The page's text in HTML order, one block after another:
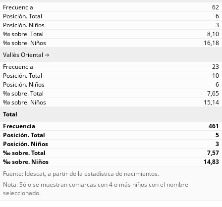
62
6
3
8,10
16,18
Vallès Oriental
23
10
6
7,65
15,14
Total
461
5
3
7,57
14,83
Fuente: Idescat, a partir de la estadística de nacimientos.
Nota: Sólo se muestran comarcas con 4 o más niños con el nombre
seleccionado.